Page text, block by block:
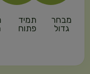
מבחר
גדול
תמיד
פתוח